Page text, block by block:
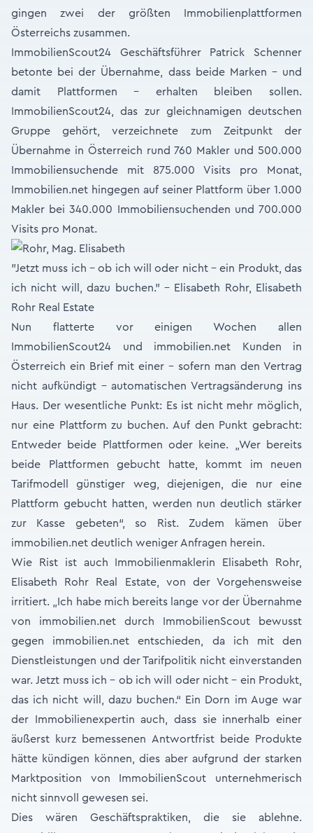
gingen zwei der größten Immobilienplattformen
Österreichs zusammen.
ImmobilienScout24 Geschäftsführer Patrick Schenner
betonte bei der Übernahme, dass beide Marken – und
damit Plattformen - erhalten bleiben sollen.
ImmobilienScout24, das zur gleichnamigen deutschen
Gruppe gehört, verzeichnete zum Zeitpunkt der
Übernahme in Österreich rund 760 Makler und 500.000
Immobiliensuchende mit 875.000 Visits pro Monat,
Immobilien.net hingegen auf seiner Plattform über 1.000
Makler bei 340.000 Immobiliensuchenden und 700.000
Visits pro Monat.
"Jetzt muss ich - ob ich will oder nicht - ein Produkt, das
ich nicht will, dazu buchen." - Elisabeth Rohr, Elisabeth
Rohr Real Estate
Nun flatterte vor einigen Wochen allen
ImmobilienScout24 und immobilien.net Kunden in
Österreich ein Brief mit einer – sofern man den Vertrag
nicht aufkündigt – automatischen Vertragsänderung ins
Haus. Der wesentliche Punkt: Es ist nicht mehr möglich,
nur eine Plattform zu buchen. Auf den Punkt gebracht:
Entweder beide Plattformen oder keine. „Wer bereits
beide Plattformen gebucht hatte, kommt im neuen
Tarifmodell günstiger weg, diejenigen, die nur eine
Plattform gebucht hatten, werden nun deutlich stärker
zur Kasse gebeten“, so Rist. Zudem kämen über
immobilien.net deutlich weniger Anfragen herein.
Wie Rist ist auch Immobilienmaklerin Elisabeth Rohr,
Elisabeth Rohr Real Estate, von der Vorgehensweise
irritiert. „Ich habe mich bereits lange vor der Übernahme
von immobilien.net durch ImmobilienScout bewusst
gegen immobilien.net entschieden, da ich mit den
Dienstleistungen und der Tarifpolitik nicht einverstanden
war. Jetzt muss ich - ob ich will oder nicht - ein Produkt,
das ich nicht will, dazu buchen.“ Ein Dorn im Auge war
der Immobilienexpertin auch, dass sie innerhalb einer
äußerst kurz bemessenen Antwortfrist beide Produkte
hätte kündigen können, dies aber aufgrund der starken
Marktposition von ImmobilienScout unternehmerisch
nicht sinnvoll gewesen sei.
Dies wären Geschäftspraktiken, die sie ablehne.